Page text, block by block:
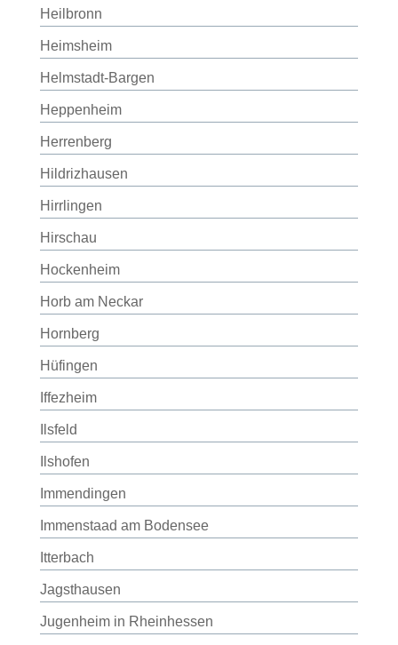
Heilbronn
Heimsheim
Helmstadt-Bargen
Heppenheim
Herrenberg
Hildrizhausen
Hirrlingen
Hirschau
Hockenheim
Horb am Neckar
Hornberg
Hüfingen
Iffezheim
Ilsfeld
Ilshofen
Immendingen
Immenstaad am Bodensee
Itterbach
Jagsthausen
Jugenheim in Rheinhessen